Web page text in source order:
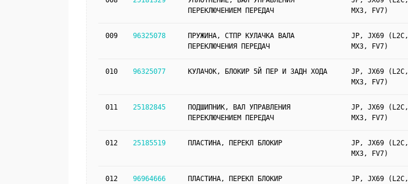
ПЕРЕКЛЮЧЕНИЕМ ПЕРЕДАЧ
MX3, FV7)
009 96325078
ПРУЖИНА, СТПР КУЛАЧКА ВАЛА
ПЕРЕКЛЮЧЕНИЯ ПЕРЕДАЧ
JP, JX69 (L2C,
MX3, FV7)
010 96325077 КУЛАЧОК, БЛОКИР 5Й ПЕР И ЗАДН ХОДА
JP, JX69 (L2C,
MX3, FV7)
011 25182845
ПОДШИПНИК, ВАЛ УПРАВЛЕНИЯ
ПЕРЕКЛЮЧЕНИЕМ ПЕРЕДАЧ
JP, JX69 (L2C,
MX3, FV7)
012 25185519 ПЛАСТИНА, ПЕРЕКЛ БЛОКИР
JP, JX69 (L2C,
MX3, FV7)
012 96964666 ПЛАСТИНА, ПЕРЕКЛ БЛОКИР
JP, JX69 (L2C,